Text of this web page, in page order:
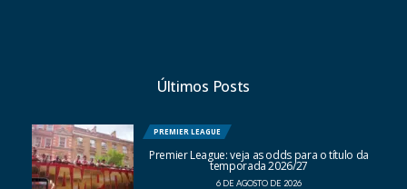
Últimos Posts
PREMIER LEAGUE
Premier League: veja as odds para o título da
temporada 2026/27
6 DE AGOSTO DE 2026